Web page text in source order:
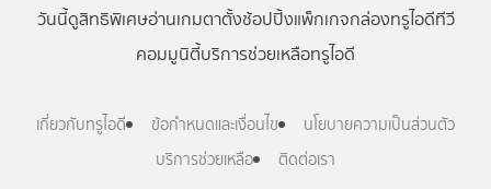
วันนี้ดูสิทธิพิเศษอ่านเกมตาตั้งช้อปปิ้งแพ็กเกจกล่องทรูไอดีทีวี
คอมมูนิตี้บริการช่วยเหลือทรูไอดี
เกี่ยวกับทรูไอดี ข้อกำหนดและเงื่อนไข
นโยบายความเป็นส่วนตัว
บริการช่วยเหลือ
ติดต่อเรา